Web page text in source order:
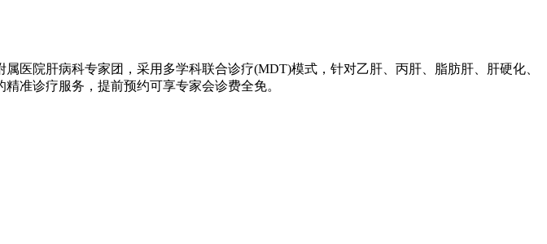
院肝病科专家团，采用多学科联合诊疗(MDT)模式，针对乙肝、丙肝、脂肪肝、肝硬化、
准诊疗服务，提前预约可享专家会诊费全免。